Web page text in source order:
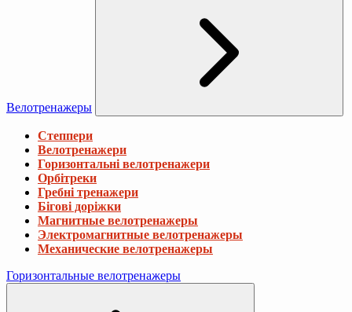
Велотренажеры
Степпери
Велотренажери
Горизонтальні велотренажери
Орбітреки
Гребні тренажери
Бігові доріжки
Магнитные велотренажеры
Электромагнитные велотренажеры
Механические велотренажеры
Горизонтальные велотренажеры